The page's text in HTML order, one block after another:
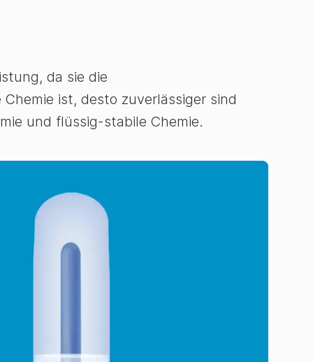
da sie die
ist, desto zuverlässiger sind
und flüssig-stabile Chemie.